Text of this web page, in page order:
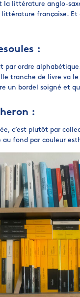
la littérature anglo-
littérature française. Et
:
par ordre
tranche de livre va le
un bordel soigné et
:
c’est plutôt par
au fond par couleur